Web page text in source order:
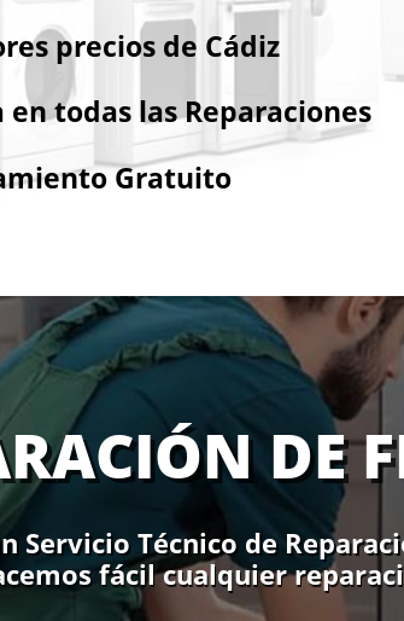
precios de Cádiz
en todas las Reparaciones
Gratuito
DE
Servicio Técnico de
fácil cualquier